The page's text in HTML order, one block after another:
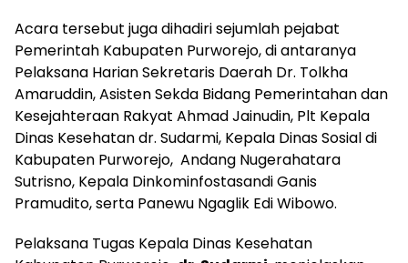
Acara tersebut juga dihadiri sejumlah pejabat
Pemerintah Kabupaten Purworejo, di antaranya
Pelaksana Harian Sekretaris Daerah Dr. Tolkha
Amaruddin, Asisten Sekda Bidang Pemerintahan dan
Kesejahteraan Rakyat Ahmad Jainudin, Plt Kepala
Dinas Kesehatan dr. Sudarmi, Kepala Dinas Sosial di
Kabupaten Purworejo, Andang Nugerahatara
Sutrisno, Kepala Dinkominfostasandi Ganis
Pramudito, serta Panewu Ngaglik Edi Wibowo.
Pelaksana Tugas Kepala Dinas Kesehatan